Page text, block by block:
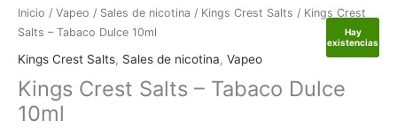
Hay
existencias
Inicio / Vapeo / Sales de nicotina / Kings Crest Salts / Kings Crest
Salts – Tabaco Dulce 10ml
Kings Crest Salts, Sales de nicotina, Vapeo
Kings Crest Salts – Tabaco Dulce
10ml
Rango
de
precios:
desde
6.95€
Kings
Crest
Salts
Tabaco
Dulce